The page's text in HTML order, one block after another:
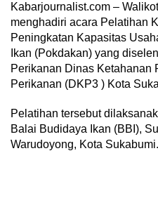
Kabarjournalist.com –
menghadiri acara Pelatihan
Peningkatan Kapasitas
Ikan (Pokdakan) yang
Perikanan Dinas Ketahanan
Perikanan (DKP3 ) Kota
Pelatihan tersebut
Balai Budidaya Ikan (BBI),
Warudoyong, Kota